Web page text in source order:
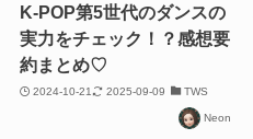
K-POP第5世代のダンスの
実力をチェック！？感想要
約まとめ♡
2024-10-21 2025-09-09 TWS
Neon